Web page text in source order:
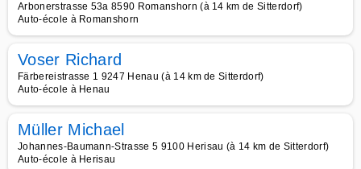
Arbonerstrasse 53a 8590 Romanshorn (à 14 km de Sitterdorf)
Auto-école à Romanshorn
Voser Richard
Färbereistrasse 1 9247 Henau (à 14 km de Sitterdorf)
Auto-école à Henau
Müller Michael
Johannes-Baumann-Strasse 5 9100 Herisau (à 14 km de Sitterdorf)
Auto-école à Herisau